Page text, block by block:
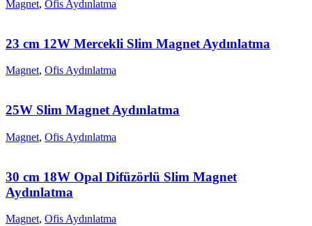
Magnet, Ofis Aydınlatma
23 cm 12W Mercekli Slim Magnet Aydınlatma
Magnet, Ofis Aydınlatma
25W Slim Magnet Aydınlatma
Magnet, Ofis Aydınlatma
30 cm 18W Opal Difüzörlü Slim Magnet
Aydınlatma
Magnet, Ofis Aydınlatma